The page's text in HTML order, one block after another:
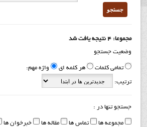
جستجو
مجموعا: 4 نتیجه یافت شد
وضعیت جستجو
تمامی کلمات هر کلمه ای واژه مهم:
ترتیب:
جستجو تنها در :
مجموعه ها تماس ها مقاله ها خبرخوان ها